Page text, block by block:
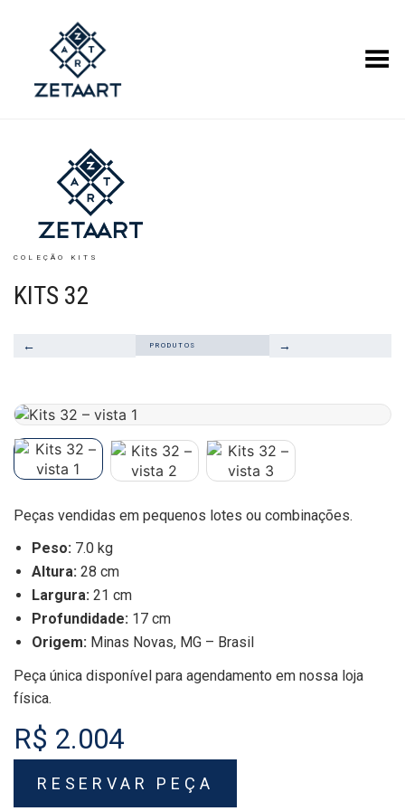
Alternar Menu
COLEÇÃO KITS
KITS 32
← PRODUTOS →
Peças vendidas em pequenos lotes ou combinações.
Peso: 7.0 kg
Altura: 28 cm
Largura: 21 cm
Profundidade: 17 cm
Origem: Minas Novas, MG – Brasil
Peça única disponível para agendamento em nossa loja
física.
R$ 2.004
RESERVAR PEÇA